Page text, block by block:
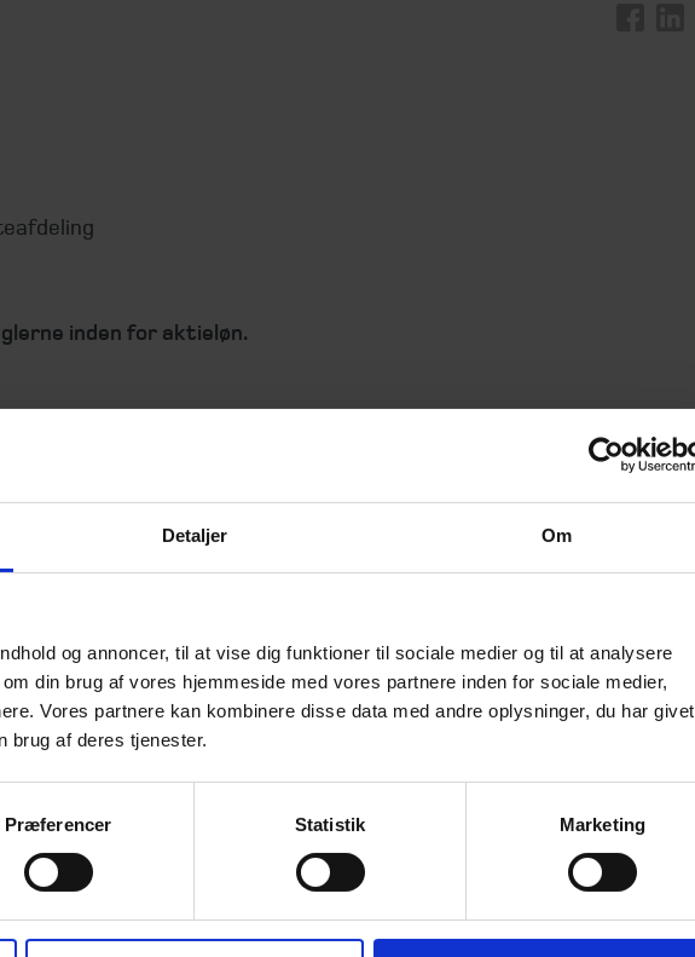
Detaljer Om
og annoncer, til at vise dig funktioner til sociale medier og til at analysere
din brug af vores hjemmeside med vores partnere inden for sociale medier,
Vores partnere kan kombinere disse data med andre oplysninger, du har givet
brug af deres tjenester.
Præferencer Statistik Marketing
inden for aktieløn.
i vores publikation.
pr. februar 2026.
til publikationen, er du velkommen til at kontakte